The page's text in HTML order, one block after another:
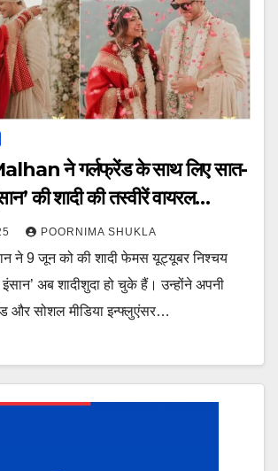
ने गर्लफ्रेंड के साथ लिए सात-
की शादी की तस्वीरें वायरल…
POORNIMA SHUKLA
ने 9 जून को की शादी फेमस यूट्यूबर निश्चय
इंसान’ अब शादीशुदा हो चुके हैं। उन्होंने अपनी
और सोशल मीडिया इन्फ्लुएंसर…